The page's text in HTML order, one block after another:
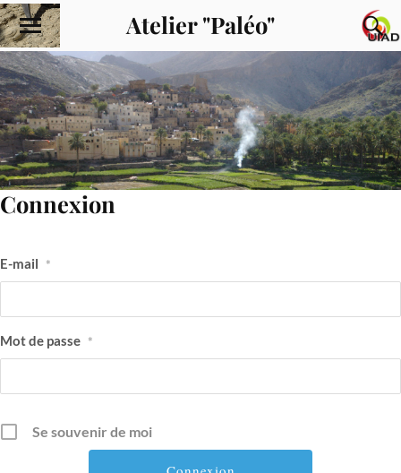
Atelier "Paléo"
Connexion
E-mail *
Mot de passe *
Se souvenir de moi